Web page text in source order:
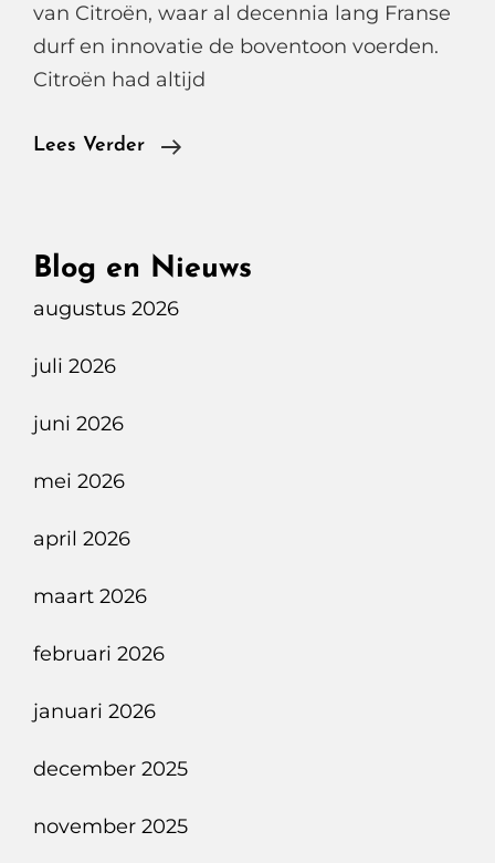
van Citroën, waar al decennia lang Franse
durf en innovatie de boventoon voerden.
Citroën had altijd
Lees Verder
DS
Étoile,
Blog en Nieuws
augustus 2026
juli 2026
juni 2026
mei 2026
april 2026
maart 2026
februari 2026
januari 2026
december 2025
november 2025